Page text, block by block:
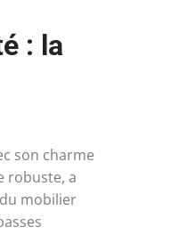
: la
son charme
robuste, a
mobilier